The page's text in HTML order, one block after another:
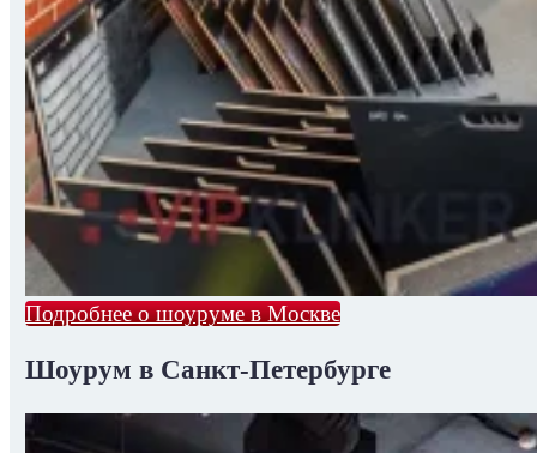
Подробнее о шоуруме в Москве
Шоурум в Санкт-Петербурге